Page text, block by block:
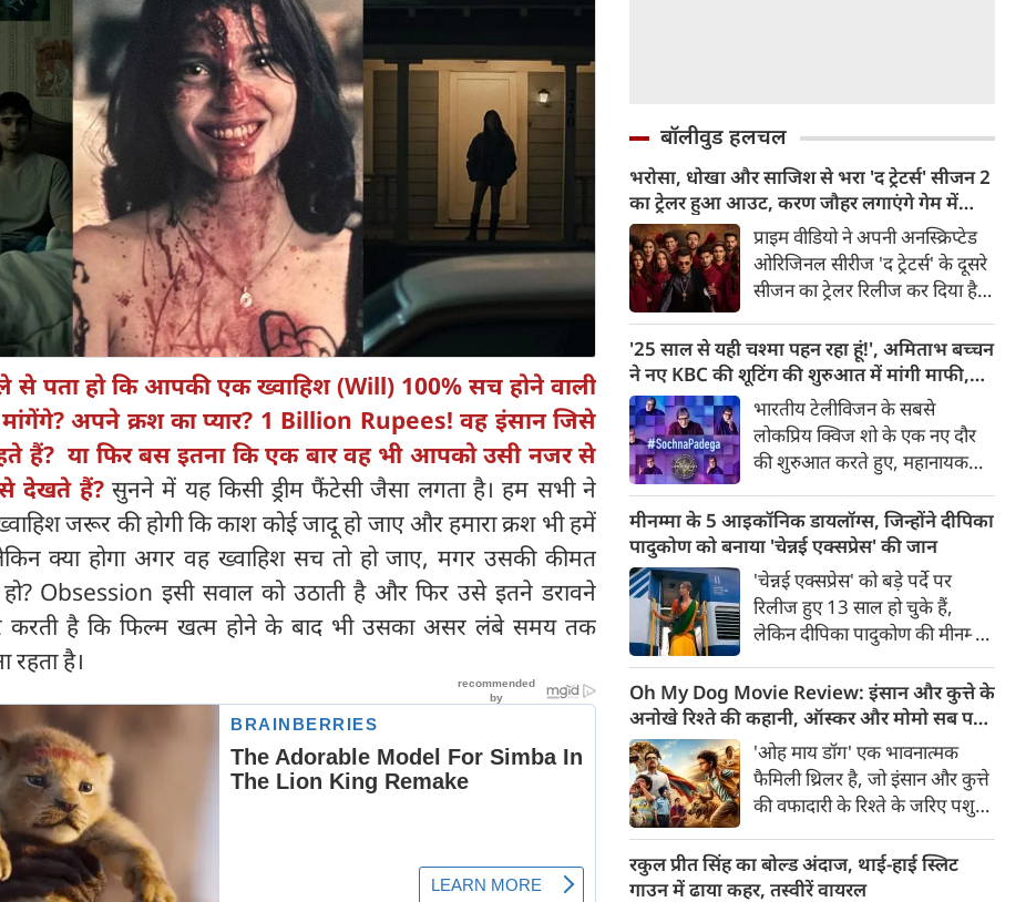
पता हो कि आपकी एक ख्वाहिश (Will) 100% सच होने वाली
अपने क्रश का प्यार? 1 Billion Rupees! वह इंसान जिसे
हैं? या फिर बस इतना कि एक बार वह भी आपको उसी नजर से
देखते हैं?सुनने में यह किसी ड्रीम फैंटेसी जैसा लगता है। हम सभी ने
जरूर की होगी कि काश कोई जादू हो जाए और हमारा क्रश भी हमें
क्या होगा अगर वह ख्वाहिश सच तो हो जाए, मगर उसकी कीमत
हो? Obsession इसी सवाल को उठाती है और फिर उसे इतने डरावने
करती है कि फिल्म खत्म होने के बाद भी उसका असर लंबे समय तक
है।
बॉलीवुड हलचल
भरोसा, धोखा और साजिश से भरा 'द ट्रेटर्स' सीजन 2
का ट्रेलर हुआ आउट, करण जौहर लगाएंगे गेम में
तड़का
प्राइम वीडियो ने अपनी अनस्क्रिप्टेड
ओरिजिनल सीरीज 'द ट्रेटर्स' के दूसरे
सीजन का ट्रेलर रिलीज कर दिया है।
शानदार लोकेशन पर सेट इस नए
सीजन में करण जौहर एक बार फिर
इस रियलिटी सीरीज के मास्टरमाइंड
के तौर पर वापसी कर रहे हैं, जहां
भरोसा एक लग्जरी है, धोखा एक
रणनीति है और हर कदम पर
विश्वासघात का खतरा मंडरा रहा है।
'25 साल से यही चश्मा पहन रहा हूं!', अमिताभ बच्चन
ने नए KBC की शूटिंग की शुरुआत में मांगी माफी,
चश्मे को लेकर किया मजेदार खुलासा
भारतीय टेलीविजन के सबसे
लोकप्रिय क्विज शो के एक नए दौर
की शुरुआत करते हुए, महानायक
थीम वाले 'कौन बनेगा करोड़पति' के
शूटिंग के पहले दिन दर्शकों का
स्वागत किया। उन्होंने अपनी
चिरपरिचित गर्मजोशी, सादगी और
दिल खोलकर मुस्कुराने वाली
ईमानदारी के साथ सबका दिल जीत
लिया।
मीनम्मा के 5 आइकॉनिक डायलॉग्स, जिन्होंने दीपिका
पादुकोण को बनाया 'चेन्नई एक्सप्रेस' की जान
'चेन्नई एक्सप्रेस' को बड़े पर्दे पर
रिलीज हुए 13 साल हो चुके हैं,
लेकिन दीपिका पादुकोण की मीनम्मा
पसंदीदा किरदारों में से एक हैं। उनके
खास एक्सेंट, शानदार कॉमिक
टाइमिंग, इमोशनल अंदाज और
मजेदार पर्सनैलिटी ने मीनम्मा को
रिलीज के साथ ही फैंस का फेवरेट
बना दिया था।
Oh My Dog Movie Review: इंसान और कुत्ते के
अनोखे रिश्ते की कहानी, ऑस्कर और मोमो सब पर
भारी
'ओह माय डॉग' एक भावनात्मक
फैमिली थ्रिलर है, जो इंसान और कुत्ते
की वफादारी के रिश्ते के जरिए पशु
तस्करी जैसे गंभीर मुद्दों को उठाती है।
अमित राय का निर्देशन, माही राय का
रकुल प्रीत सिंह का बोल्ड अंदाज, थाई-हाई स्लिट
गाउन में ढाया कहर, तस्वीरें वायरल